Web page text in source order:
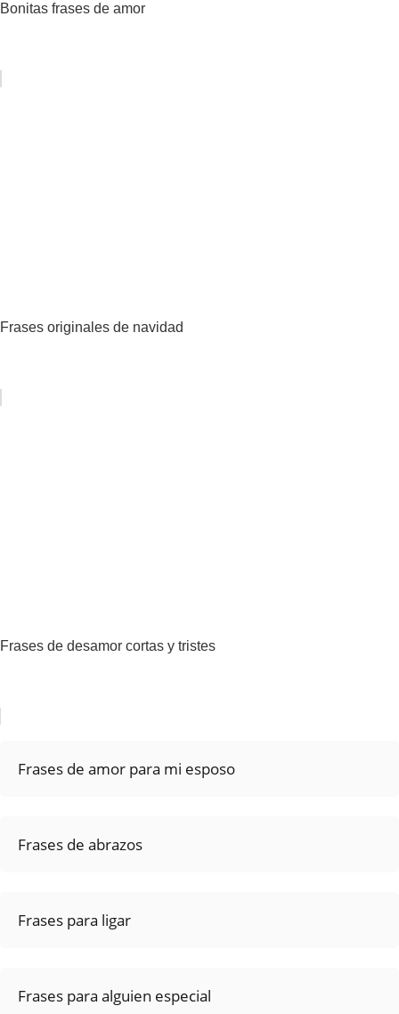
Bonitas frases de amor
Frases originales de navidad
Frases de desamor cortas y tristes
Frases de amor para mi esposo
Frases de abrazos
Frases para ligar
Frases para alguien especial